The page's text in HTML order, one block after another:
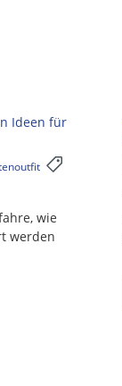
Ideen für
wie
werden